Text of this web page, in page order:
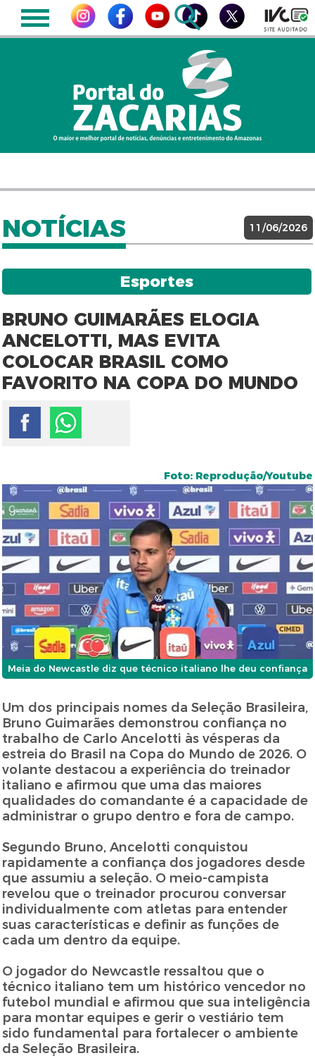
NOTÍCIAS 11/06/2026
Esportes
BRUNO GUIMARÃES ELOGIA
ANCELOTTI, MAS EVITA
COLOCAR BRASIL COMO
FAVORITO NA COPA DO MUNDO
Foto: Reprodução/Youtube
Meia do Newcastle diz que técnico italiano lhe deu confiança
Um dos principais nomes da Seleção Brasileira,
Bruno Guimarães demonstrou confiança no
trabalho de Carlo Ancelotti às vésperas da
estreia do Brasil na Copa do Mundo de 2026. O
volante destacou a experiência do treinador
italiano e afirmou que uma das maiores
qualidades do comandante é a capacidade de
administrar o grupo dentro e fora de campo.
Segundo Bruno, Ancelotti conquistou
rapidamente a confiança dos jogadores desde
que assumiu a seleção. O meio-campista
revelou que o treinador procurou conversar
individualmente com atletas para entender
suas características e definir as funções de
cada um dentro da equipe.
O jogador do Newcastle ressaltou que o
técnico italiano tem um histórico vencedor no
futebol mundial e afirmou que sua inteligência
para montar equipes e gerir o vestiário tem
sido fundamental para fortalecer o ambiente
da Seleção Brasileira.